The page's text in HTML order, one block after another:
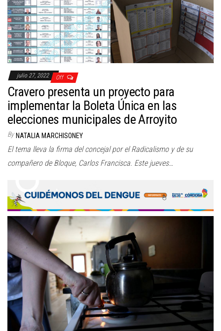
julio 27, 2022 Off
Cravero presenta un proyecto para
implementar la Boleta Única en las
elecciones municipales de Arroyito
By NATALIA MARCHISONEY
El tema lleva la firma del concejal por el Radicalismo y de su
compañero de Bloque, Carlos Francisca. Este jueves…